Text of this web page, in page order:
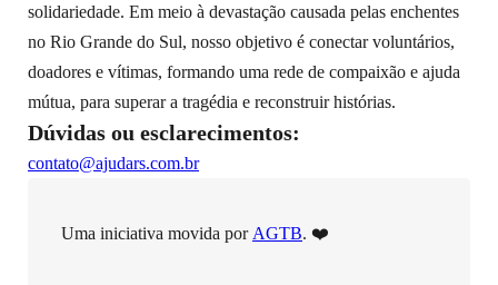
solidariedade. Em meio à devastação causada pelas enchentes
no Rio Grande do Sul, nosso objetivo é conectar voluntários,
doadores e vítimas, formando uma rede de compaixão e ajuda
mútua, para superar a tragédia e reconstruir histórias.
Dúvidas ou esclarecimentos:
contato@ajudars.com.br
Uma iniciativa movida por AGTB. ❤️